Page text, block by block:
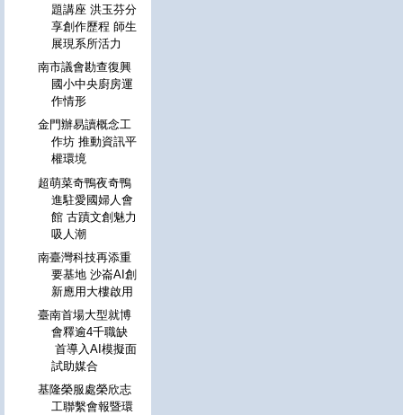
題講座 洪玉芬分
享創作歷程 師生
展現系所活力
南市議會勘查復興
國小中央廚房運
作情形
金門辦易讀概念工
作坊 推動資訊平
權環境
超萌菜奇鴨夜奇鴨
進駐愛國婦人會
館 古蹟文創魅力
吸人潮
南臺灣科技再添重
要基地 沙崙AI創
新應用大樓啟用
臺南首場大型就博
會釋逾4千職缺
首導入AI模擬面
試助媒合
基隆榮服處榮欣志
工聯繫會報暨環